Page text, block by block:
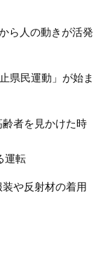
人の動きが活発
民運動」が始ま
者を見かけた時
運転
や反射材の着用